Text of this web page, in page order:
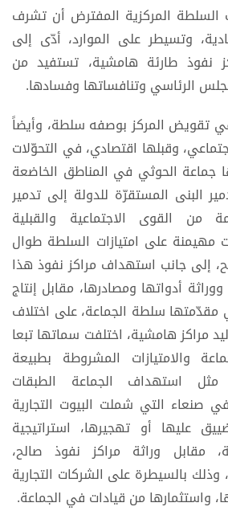
السلطة المركزية المفترض أن تشرف
وتسيطر على الموارد، أدّى إلى
نفوذ طارئة هامشية، تستفيد من
الرئاسي وتنافساتها وفسادها.
في تقويض المركز بوصفه سلطة، وأيضاً
وقبلها اقتصادي، في التحوّلات
جماعة الحوثي في المناطق الخاضعة
البنى المستقرّة للدولة إلى تدمير
من القوى الاجتماعية والقبلية
مهيمنة على امتيازات السلطة طوال
إلى جانب استهداف مراكز نفوذ هذا
أدواتها ومصادرها، مقابل إنتاج
مقدّمتها سلطة الجماعة، على اختلاف
مراكز هامشية، اختلفت سماتها تبعا
والامتيازات المشروطة بطبيعة
استهداف الجماعة الطبقات
في صنعاء التي شملت البيوت التجارية
عليها أو تهجيرها، استراتيجية
مقابل وراثة مراكز نفوذ صالح،
وذلك بالسيطرة على الشركات التجارية
واستثمارها من قيادات في الجماعة.